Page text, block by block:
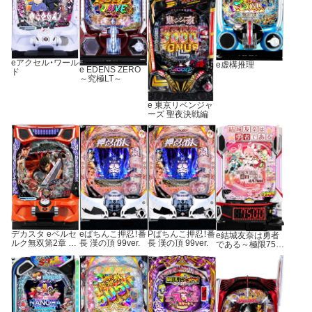
eアクセル・ワール
ド
e EDENS ZERO
～究極LT～
e 東京リベンジャ
ーズ 聖夜決戦編
e虚構推理
デカスタ eベルセ
ルク無双第2章 10
eぱちんこ押忍！番
長 漢の頂 99ver.
Pぱちんこ押忍！番
長 漢の頂 99ver.
e結城友奈は勇者
である～極限750